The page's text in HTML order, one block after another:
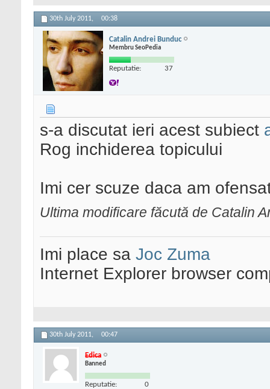
30th July 2011, 00:38
Catalin Andrei Bunduc
Membru SeoPedia
Reputatie: 37
s-a discutat ieri acest subiect
Rog inchiderea topicului
Imi cer scuze daca am
Ultima modificare făcută de Catalin
Imi place sa Joc Zuma
Internet Explorer browser
30th July 2011, 00:47
Edica
Banned
Reputatie: 0